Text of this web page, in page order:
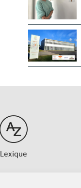
Lexique